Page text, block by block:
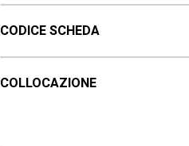
CODICE SCHEDA
COLLOCAZIONE